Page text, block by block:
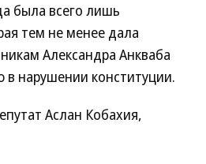
была всего лишь
тем не менее дала
Александра Анкваба
нарушении конституции.
Аслан Кобахия,